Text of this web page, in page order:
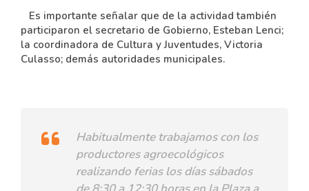
Es importante señalar que de la actividad también
participaron el secretario de Gobierno, Esteban Lenci;
la coordinadora de Cultura y Juventudes, Victoria
Culasso; demás autoridades municipales.
Habitualmente trabajamos con los
productores agroecológicos
realizando ferias los días sábados